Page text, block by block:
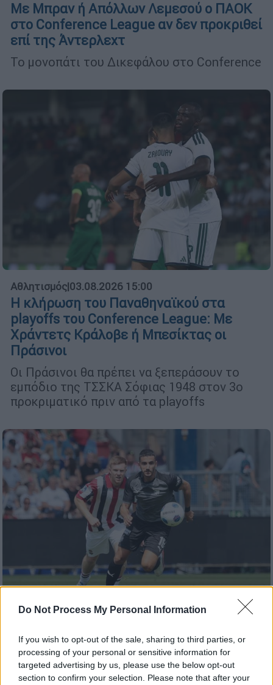
Do Not Process My Personal Information
If you wish to opt-out of the sale, sharing to third parties, or
processing of your personal or sensitive information for
targeted advertising by us, please use the below opt-out
section to confirm your selection. Please note that after your
Με Μπραν ή Απόλλων Λεμεσού ο ΠΑΟΚ
στο Conference League αν δεν προκριθεί
επί της Άντερλεχτ
Το μονοπάτι του Δικεφάλου στο Conference
Αθλητισμός|03.08.2026 15:00
Η κλήρωση του Παναθηναϊκού στα
playoffs του Conference League: Με
Χράντετς Κράλοβε ή Μπεσίκτας οι
Πράσινοι
Οι Πράσινοι θα πρέπει να ξεπεράσουν το
εμπόδιο της ΤΣΣΚΑ Σόφιας 1948 στον 3ο
προκριματικό πριν από τα playoffs
Η κλήρωση του ΟΦΗ στα playoffs του
Europa League: Με Μακάμπι Τελ Αβίβ ή
ΤΣΣΚΑ Σόφιας οι Κρητικοί